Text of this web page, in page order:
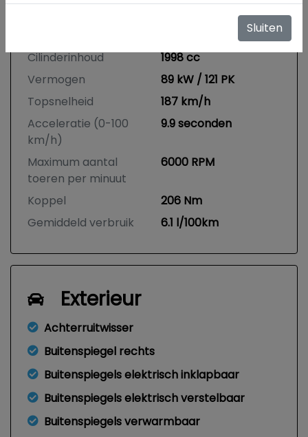
Cilinderinhoud
1998 cc
Vermogen
89 kW / 121 PK
Topsnelheid
187 km/h
Acceleratie (0-100
km/h)
9.9 seconden
Maximum aantal
toeren per minuut
6000 RPM
Koppel
206 Nm
Gemiddeld verbruik
6.1 l/100km
Exterieur
Achterruitwisser
Buitenspiegel rechts
Buitenspiegels elektrisch inklapbaar
Buitenspiegels elektrisch verstelbaar
Buitenspiegels verwarmbaar
Sluiten